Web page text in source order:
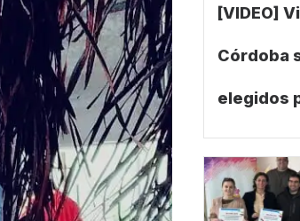
[VIDEO]
Córdoba
elegidos